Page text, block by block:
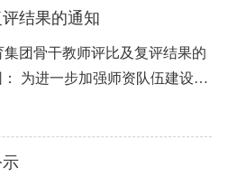
。 2、食品招标具体
3、本表复印无效，
名）： 身份证号码： 投标时间： 附表二：实验小学教育集
地 品
约行为，招标人无息退还履约
分歧可委托市区食品卫生监督
食品质量标准的，鉴定费由招
场所禁烟的有关要求，结合教
学校禁烟有关事项通知如下：
吸烟。凡进入中小学、中职学
任人，不但要率先垂范，还要
“无烟校园”或禁烟标志。学校
、盛妍、曹昀昀、袁静琦 其
新娜、时文磊、鲍桂芳、柴勤
请。 （四）一般情况
须在向有关部门负责人告假的
和国际交流处同时报备（填写
门、各年级推荐，经学校评审
溧阳商会捐赠的“奖教金”，对
校区的151位教职员工，给予不
到表彰、获得奖励的教职工，
再厉，立足本职，创造新的业
结果的通知
集团骨干教师评比及复评结果的
申报、备课组推荐的基础上，
育集团“骨干教师”；余佳等13